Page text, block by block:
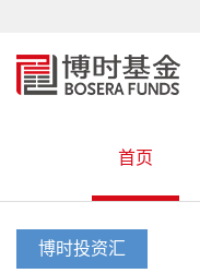
首页
博时投资汇